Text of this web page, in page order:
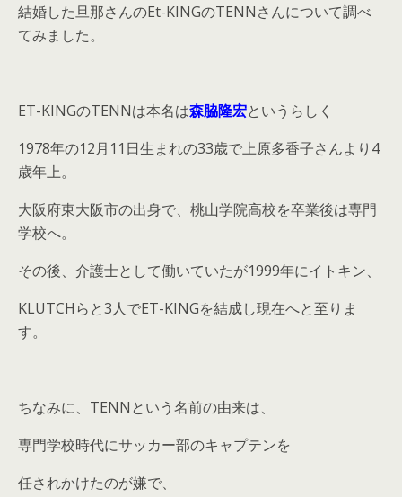
結婚した旦那さんのEt-KINGのTENNさんについて調べ
てみました。
ET-KINGのTENNは本名は森脇隆宏というらしく
1978年の12月11日生まれの33歳で上原多香子さんより4
歳年上。
大阪府東大阪市の出身で、桃山学院高校を卒業後は専門
学校へ。
その後、介護士として働いていたが1999年にイトキン、
KLUTCHらと3人でET-KINGを結成し現在へと至りま
す。
ちなみに、TENNという名前の由来は、
専門学校時代にサッカー部のキャプテンを
任されかけたのが嫌で、